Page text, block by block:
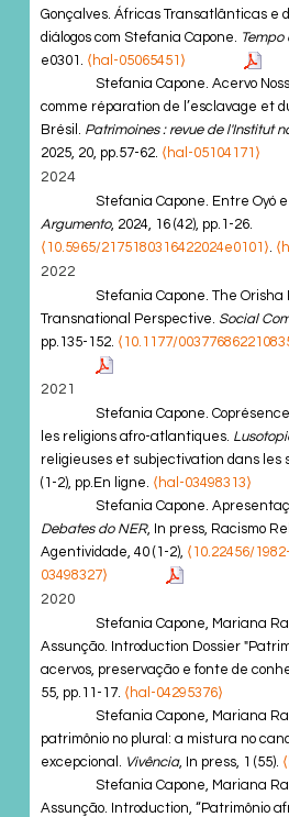
Gonçalves. Áfricas Transatlânticas e
diálogos com Stefania Capone.
Tempo
e0301. ⟨hal-05065451⟩
Stefania Capone. Acervo
comme réparation de l’esclavage et
Brésil. Patrimoines : revue de l'Institut
2025, 20, pp.57-62. ⟨hal-05104171⟩
2024
Stefania Capone. Entre Oyó e
Argumento, 2024, 16 (42), pp.1-26.
⟨10.5965/2175180316422024e0101⟩
2022
Stefania Capone. The Orisha
Transnational Perspective. Social
pp.135-152. ⟨10.1177/
2021
Stefania Capone.
les religions afro-atlantiques.
religieuses et subjectivation dans les
(1-2), pp.En ligne. ⟨hal-03498313⟩
Stefania Capone.
Debates do NER, In press, Racismo
Agentividade, 40 (1-2), ⟨10.22456/
03498327⟩
2020
Stefania Capone, Mariana
Assunção. Introduction Dossier
acervos, preservação e fonte de
55, pp.11-17. ⟨hal-04295376⟩
Stefania Capone, Mariana
patrimônio no plural: a mistura no
excepcional.
Vivência, In press, 1 (55).
Stefania Capone, Mariana
Assunção. Introduction, “Patrimônio